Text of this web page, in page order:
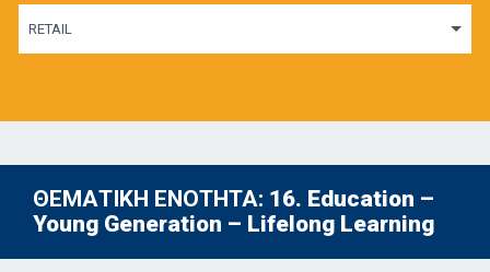
RETAIL
ΘΕΜΑΤΙΚΗ ΕΝΟΤΗΤΑ: 16. Education –
Young Generation – Lifelong Learning